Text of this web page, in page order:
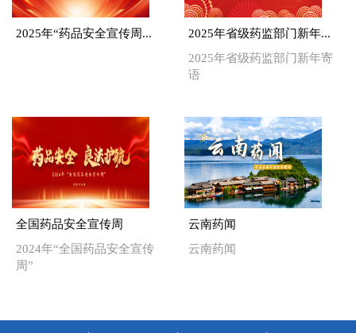
2025年“药品安全宣传周...
2025年省级药监部门新年...
2025年省级药监部门新年寄
语
全国药品安全宣传周
2024年“全国药品安全宣传
周”
云南药闻
云南药闻